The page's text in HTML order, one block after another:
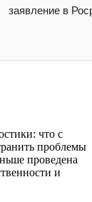
заявление в
что с
проблемы
проведена
и